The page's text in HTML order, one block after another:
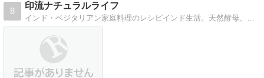
8
印流ナチュラルライフ
インド・ベジタリアン家庭料理のレシピインド生活。天然酵母、スパイス、調味料何でも手作りの自然生活が楽しい！